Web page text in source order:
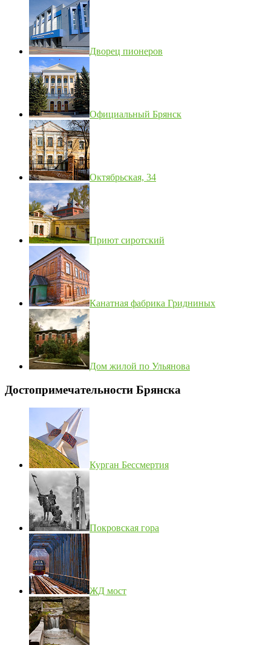
Дворец пионеров
Официальный Брянск
Октябрьская, 34
Приют сиротский
Канатная фабрика Гридниных
Дом жилой по Ульянова
Достопримечательности Брянска
Курган Бессмертия
Покровская гора
ЖД мост